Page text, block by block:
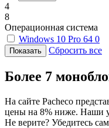
4
8
Операционная система
Windows 10 Pro 64 0
Сбросить все
Более 7
На сайте Pacheco
цены на 8% ниже. Наши
Не верите? Убедитесь